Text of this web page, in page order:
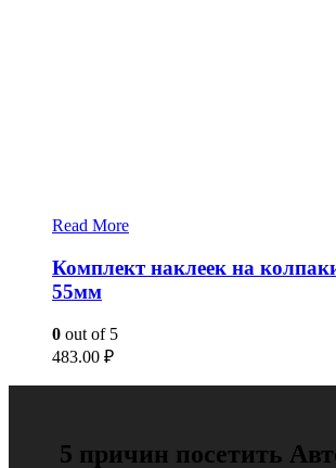
Read More
Комплект наклеек на
55мм
0 out of 5
483.00 ₽
5 причин посетить